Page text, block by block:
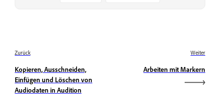
Zurück
Kopieren, Ausschneiden,
Einfügen und Löschen von
Audiodaten in Audition
Weiter
Arbeiten mit Markern